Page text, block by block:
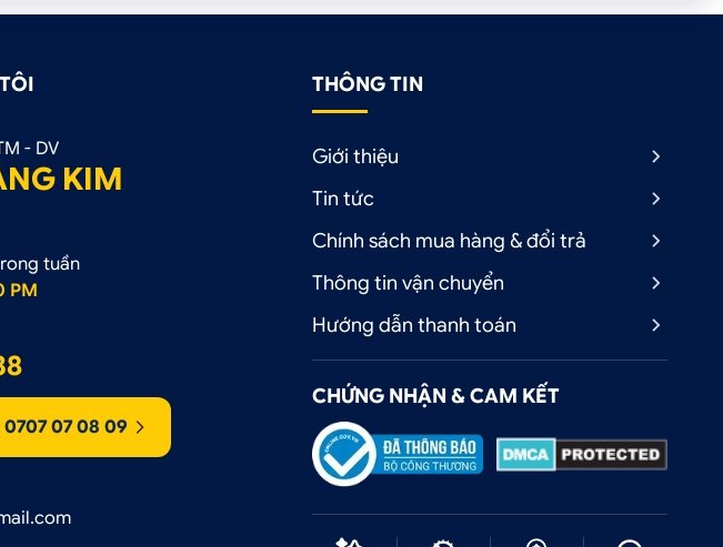
kế thông minh và tính
vì thế phụ kiện dễ dàng
năng kết nối mạnh mẽ và
Bluetooth và tận hưởng
- DV
KIM
tuần
PM
0707 07 08 09
THÔNG TIN
Giới thiệu
Tin tức
Chính sách mua hàng & đổi trả
Thông tin vận chuyển
Hướng dẫn thanh toán
CHỨNG NHẬN & CAM KẾT